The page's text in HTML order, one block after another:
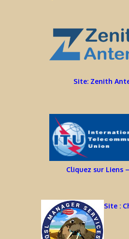
Site: Zenith
Cliquez sur Liens
Site :